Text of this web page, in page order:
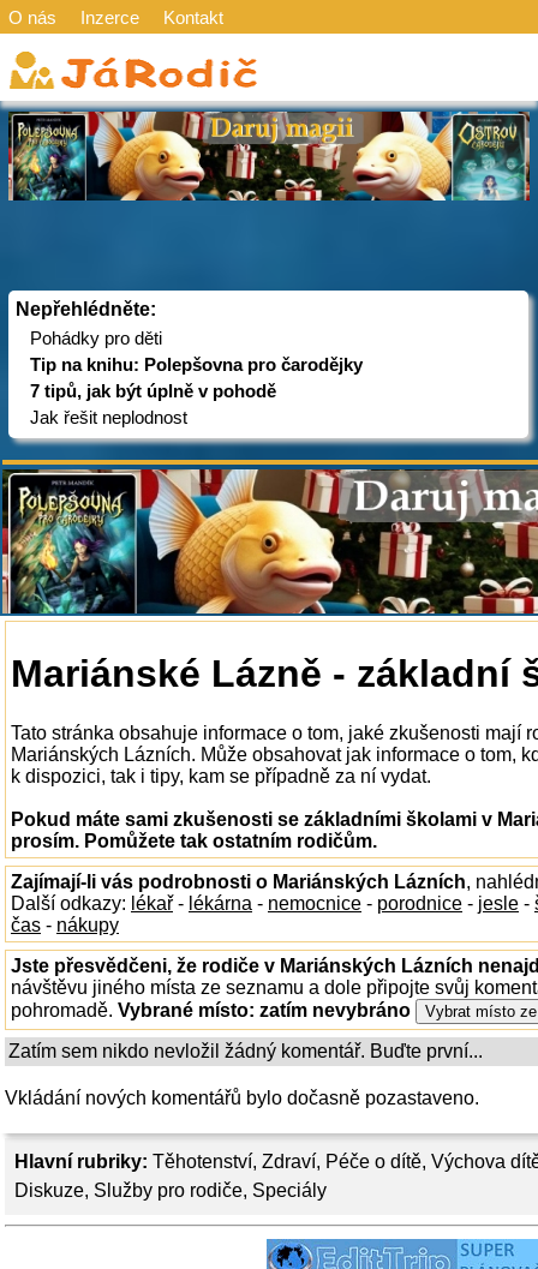
O nás Inzerce Kontakt
Nepřehlédněte:
Pohádky pro děti
Tip na knihu: Polepšovna pro čarodějky
7 tipů, jak být úplně v pohodě
Jak řešit neplodnost
Hlavní rubriky: Těhotenství, Zdraví, Péče o dítě, Výchova
Diskuze, Služby pro rodiče, Speciály
Mariánské Lázně - základní
Tato stránka obsahuje informace o tom, jaké zkušenosti mají
Mariánských Lázních. Může obsahovat jak informace o tom,
k dispozici, tak i tipy, kam se případně za ní vydat.
Pokud máte sami zkušenosti se základními školami v
prosím. Pomůžete tak ostatním rodičům.
Zajímají-li vás podrobnosti o Mariánských Lázních,
Další odkazy: lékař - lékárna - nemocnice - porodnice - jesle -
čas - nákupy
Jste přesvědčeni, že rodiče v Mariánských Lázních
návštěvu jiného místa ze seznamu a dole připojte svůj
pohromadě. Vybrané místo: zatím nevybráno
Zatím sem nikdo nevložil žádný komentář. Buďte první...
Vkládání nových komentářů bylo dočasně pozastaveno.